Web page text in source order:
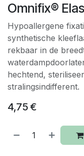
Omnifix®
Hypoallergene
synthetische
rekbaar in de
hechtend,
stralingsindifferent.
4,75 €